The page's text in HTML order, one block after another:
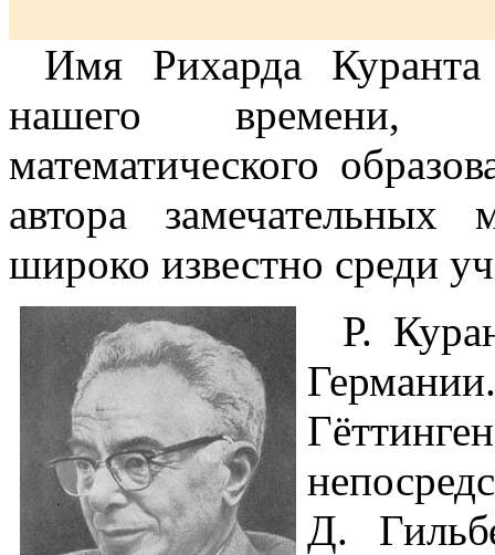
Имя Рихарда
нашего времени,
математического
автора
широко известно среди
Р.
Д.